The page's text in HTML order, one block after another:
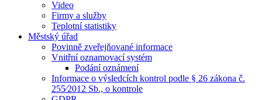
Video
Firmy a služby
Teplotní statistiky
Městský úřad
Povinně zveřejňované informace
Vnitřní oznamovací systém
Podání oznámení
Informace o výsledcích kontrol podle § 26 zákona č.
255⁄2012 Sb., o kontrole